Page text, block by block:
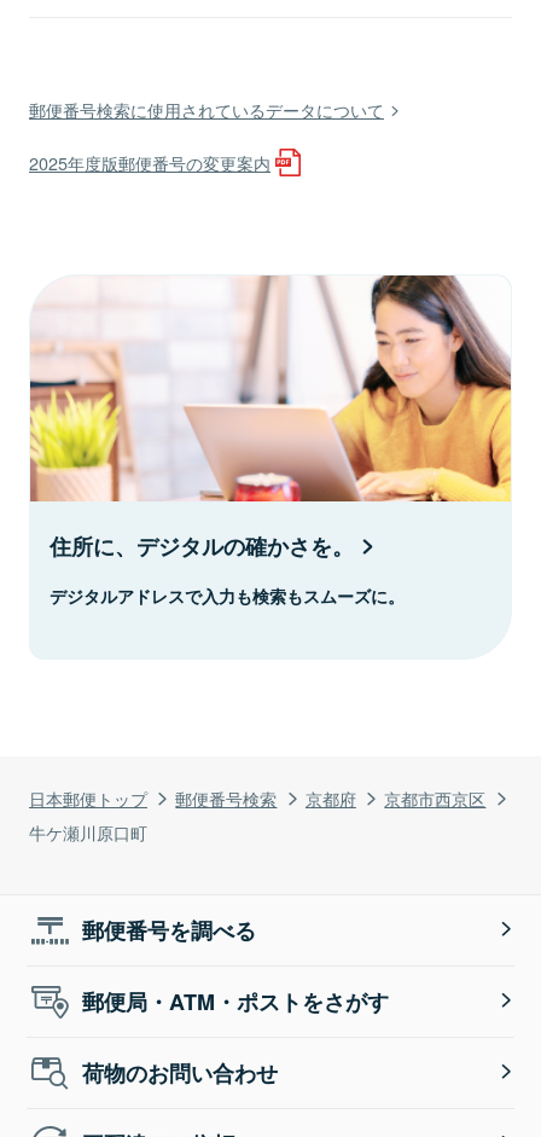
日本郵便トップ 郵便番号検索 京都府
京都市西京区
牛ケ瀬川原口町
郵便番号検索に使用されているデータについて
2025年度版郵便番号の変更案内
住所に、デジタルの確かさを。
デジタルアドレスで入力も検索もスムーズに。
郵便番号を調べる
郵便局・ATM・ポストをさがす
荷物のお問い合わせ